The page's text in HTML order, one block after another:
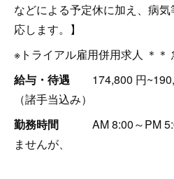
などによる予定休に加え、病
応します。】
※トライアル雇用併用求人 ＊＊
給与・待遇 174,800 円
（諸手当込み）
勤務時間 AM 8:00～PM
ませんが、
年間10日